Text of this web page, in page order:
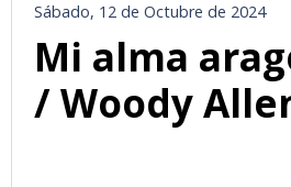
Sábado, 12 de Octubre de 2024
Mi alma
/ Woody